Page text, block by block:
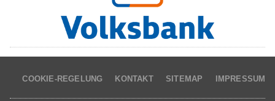
COOKIE-REGELUNG KONTAKT SITEMAP IMPRESSUM